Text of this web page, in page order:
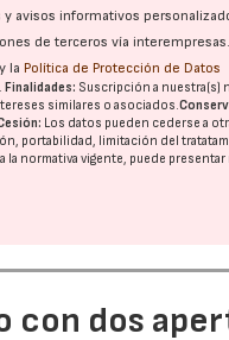
avisos informativos
de terceros vía
y la Política de Protección de Datos
Finalidades: Suscripción a nuestra(s)
similares o asociados.
Los datos pueden cederse a
portabilidad, limitación del
la normativa vigente, puede
con dos